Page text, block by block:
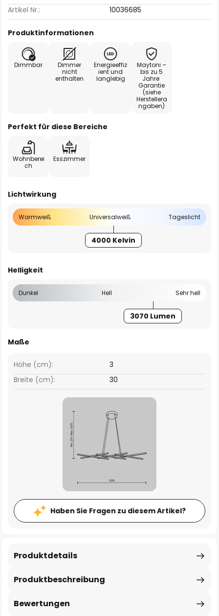
Artikel Nr.:
10036685
Produktinformationen
Dimmbar
Dimmer
nicht
enthalten
Energieeffiz
ient und
langlebig
Maytoni –
bis zu 5
Jahre
Garantie
(siehe
Herstellera
ngaben)
Perfekt für diese Bereiche
Wohnberei
ch
Esszimmer
Lichtwirkung
Warmweiß Universalweiß Tageslicht
4000 Kelvin
Helligkeit
Dunkel Hell Sehr hell
3070 Lumen
Maße
Breite (cm): 30
Höhe (cm): 3
Haben Sie Fragen zu diesem Artikel?
Produktbeschreibung
Produktdetails
Bewertungen